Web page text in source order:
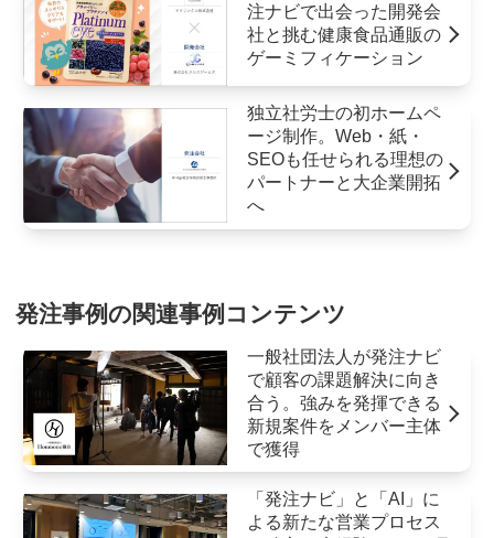
注ナビで出会った開発会
社と挑む健康食品通販の
ゲーミフィケーション
独立社労士の初ホームペ
ージ制作。Web・紙・
SEOも任せられる理想の
パートナーと大企業開拓
へ
発注事例の関連事例コンテンツ
一般社団法人が発注ナビ
で顧客の課題解決に向き
合う。強みを発揮できる
新規案件をメンバー主体
で獲得
「発注ナビ」と「AI」に
よる新たな営業プロセス